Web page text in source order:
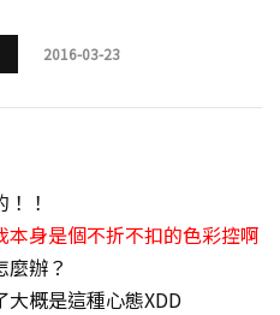
2016-03-23
！
身是個不折不扣的色彩控啊
辦？
概是這種心態XDD